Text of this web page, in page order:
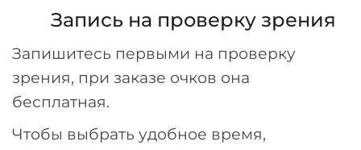
Запись на проверку зрения
Запишитесь первыми на проверку
зрения, при заказе очков она
бесплатная.
Чтобы выбрать удобное время,